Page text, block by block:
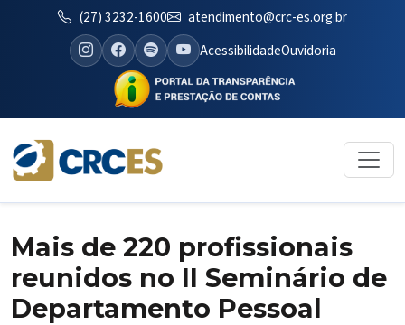
(27) 3232-1600
atendimento@crc-es.org.br
AcessibilidadeOuvidoria
Mais de 220 profissionais
reunidos no II Seminário de
Departamento Pessoal